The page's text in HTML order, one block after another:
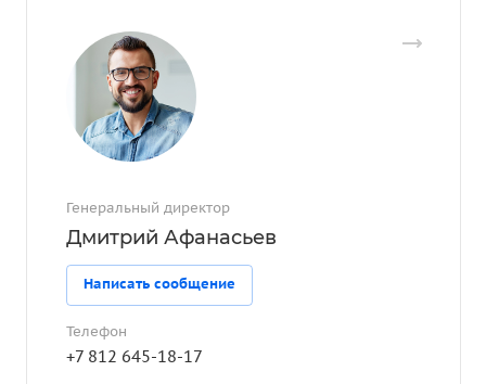
Генеральный директор
Дмитрий Афанасьев
Написать сообщение
Телефон
+7 812 645-18-17